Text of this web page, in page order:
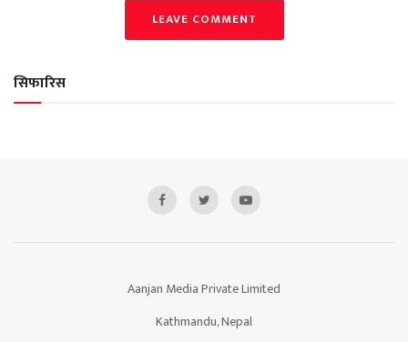
LEAVE COMMENT
सिफारिस
Aanjan Media Private Limited
Kathmandu, Nepal